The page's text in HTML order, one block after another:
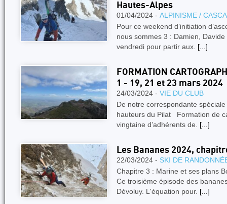
Hautes-Alpes
01/04/2024 - ALPINISME /
Pour ce weekend d’initiation
nous sommes 3 : Damien,
vendredi pour partir aux. [...]
FORMATION
1 - 19, 21 et 23 mars 2024
24/03/2024 - VIE DU CLUB
De notre correspondante
hauteurs du Pilat Formation de
vingtaine d’adhérents de. [...]
Les Bananes 2024,
22/03/2024 - SKI DE
Chapitre 3 : Marine et ses plans
Ce troisième épisode des
Dévoluy. L'équation pour. [...]